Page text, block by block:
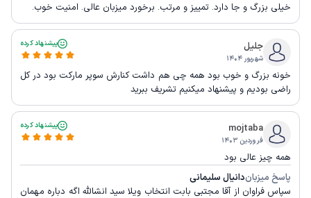
خیلی بزرگ و جا دارد. تمییز و مرتب. برخورد میزبان عالی. امنیت خوب.
جلیل
شهریور ۱۴۰۴
پیشنهاد کرده
خونه بزرگ و خوب بود همه چی هم داشت کنارش سوپر مارکت بود در کل
راضی بودیم و پیشنهاد میکنیم تشریف ببرید
mojtaba
فروردین ۱۴۰۳
پیشنهاد کرده
همه چیز عالی بود
پاسخ میزباندانیال سلیمانی
سپاس فراوان از آقا مجتبی بابت انتخاب ویلا سید انشالله اگه دباره مهمان